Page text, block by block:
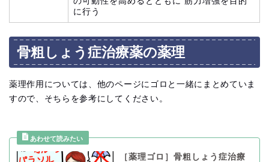
に行う
骨粗しょう症治療薬の薬理
薬理作用については、他のページにゴロと一緒にまとめていま
すので、そちらを参考にしてください。
［薬理ゴロ］骨粗しょう症治療